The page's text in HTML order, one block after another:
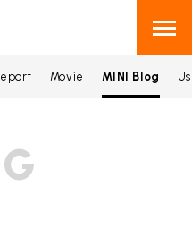
庫検索
Movie MINI Blog